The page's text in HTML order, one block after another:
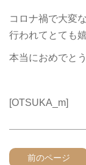
コロナ禍で大変
行われてとても
本当におめでと
[OTSUKA_m]
前のページ